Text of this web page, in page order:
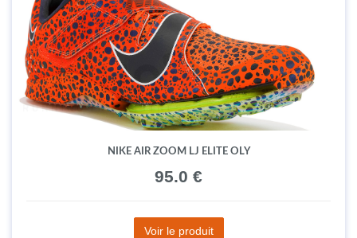
NIKE AIR ZOOM LJ ELITE OLY
95.0 €
Voir le produit